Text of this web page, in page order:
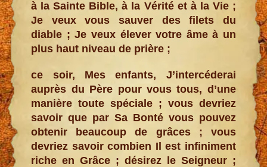
à la Sainte Bible, à la Vérité et à la Vie ;
Je veux vous sauver des filets du
diable ; Je veux élever votre âme à un
plus haut niveau de prière ;
ce soir, Mes enfants, J’intercéderai
auprès du Père pour vous tous, d’une
manière toute spéciale ; vous devriez
savoir que par Sa Bonté vous pouvez
obtenir beaucoup de grâces ; vous
devriez savoir combien Il est infiniment
riche en Grâce ; désirez le Seigneur ;